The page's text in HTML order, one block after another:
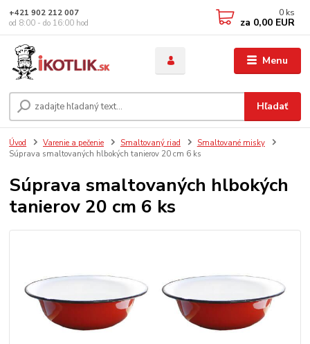
Menu
Hľadať
+421 902 212 007
od 8:00 - do 16:00 hod
0 ks
za 0,00 EUR
Úvod Varenie a pečenie Smaltovaný riad
Smaltované misky
Súprava smaltovaných hlbokých tanierov 20 cm 6 ks
Súprava smaltovaných hlbokých
tanierov 20 cm 6 ks